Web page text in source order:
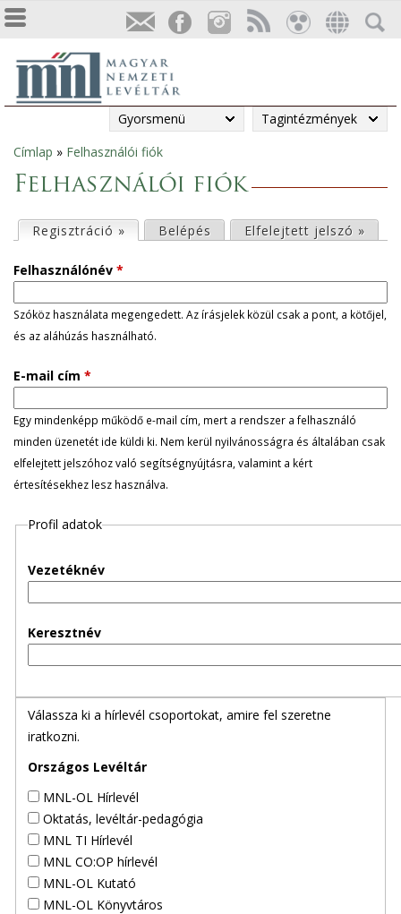
Gyorsmenü Tagintézmények
Jelenlegi
hely
Címlap » Felhasználói fiók
Felhasználói fiók
l
s
ő
d
l
e
g
e
Regisztráció » (aktív fül)
Belépés Elfelejtett jelszó »
Felhasználónév *
Szóköz használata megengedett. Az írásjelek közül csak a pont, a kötőjel,
és az aláhúzás használható.
E-mail cím *
Egy mindenképp működő e-mail cím, mert a rendszer a felhasználó
minden üzenetét ide küldi ki. Nem kerül nyilvánosságra és általában csak
elfelejtett jelszóhoz való segítségnyújtásra, valamint a kért
értesítésekhez lesz használva.
Profil adatok
Vezetéknév
Keresztnév
Válassza ki a hírlevél csoportokat, amire fel szeretne
iratkozni.
Országos Levéltár
MNL-OL Hírlevél
Oktatás, levéltár-pedagógia
MNL TI Hírlevél
MNL CO:OP hírlevél
MNL-OL Kutató
MNL-OL Könyvtáros